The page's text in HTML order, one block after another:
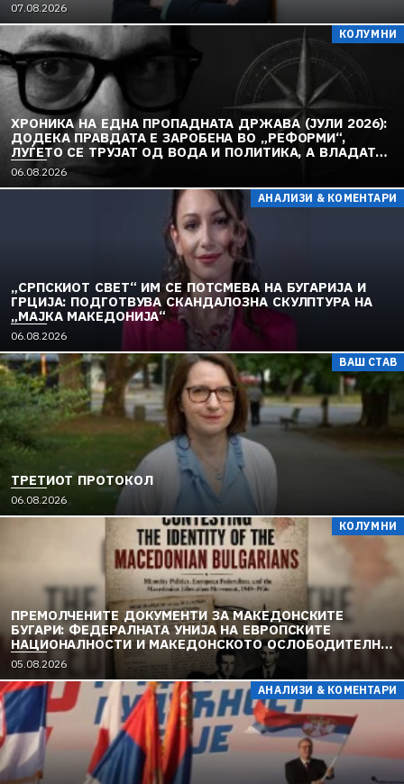
07.08.2026
КОЛУМНИ
ХРОНИКА НА ЕДНА ПРОПАДНАТА ДРЖАВА (ЈУЛИ 2026):
ДОДЕКА ПРАВДАТА Е ЗАРОБЕНА ВО „РЕФОРМИ“,
ЛУЃЕТО СЕ ТРУЈАТ ОД ВОДА И ПОЛИТИКА, А ВЛАДАТА
И ОПОЗИЦИЈАТА СЕ „РЕКОНСТРУИРААТ“ – ЗЕМЈАТА
ТОНЕ ВО „ДОСТОИНСТВО“ И МОЛЧИ ПРЕД УКРАИНА
06.08.2026
АНАЛИЗИ & КОМЕНТАРИ
„СРПСКИОТ СВЕТ“ ИМ СЕ ПОТСМЕВА НА БУГАРИЈА И
ГРЦИЈА: ПОДГОТВУВА СКАНДАЛОЗНА СКУЛПТУРА НА
„МАЈКА МАКЕДОНИЈА“
06.08.2026
ВАШ СТАВ
ТРЕТИОТ ПРОТОКОЛ
06.08.2026
КОЛУМНИ
ПРЕМОЛЧЕНИТЕ ДОКУМЕНТИ ЗА МАКЕДОНСКИТЕ
БУГАРИ: ФЕДЕРАЛНАТА УНИЈА НА ЕВРОПСКИТЕ
НАЦИОНАЛНОСТИ И МАКЕДОНСКОТО ОСЛОБОДИТЕЛНО
ДВИЖЕЊЕ (1949–1956) (2)
05.08.2026
АНАЛИЗИ & КОМЕНТАРИ